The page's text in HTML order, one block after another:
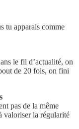
tu apparais comme
le fil d’actualité, on
de 20 fois, on fini
pas de la même
valoriser la régularité